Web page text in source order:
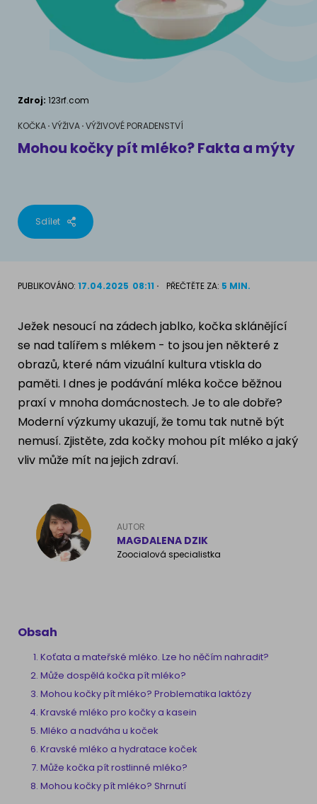
Pamlsky a doplňky stravy
Chování
Školení
Jak pochopit psa
Život se psem
PLEMENA PSŮ
Francouzský buldog
Dalmatín
Zlatý retrívr
Atlas psů
Výživové poradenství
Pamlsky a doplňky stravy
MÁM KOČKU
Jak rozumět kočce
Školení
Ragdoll
Britská krátkosrstá kočka
Bengálská kočka
Kanadský Sphynx
AKVARIJNÍ RYBY
Zdroj: 123rf.com
KOČKA VÝŽIVA VÝŽIVOVÉ PORADENSTVÍ
Mohou kočky pít mléko? Fakta a mýty
Sdílet
PUBLIKOVÁNO: 17.04.2025 08:11 PŘEČTĚTE ZA: 5 MIN.
Ježek nesoucí na zádech jablko, kočka sklánějící
se nad talířem s mlékem - to jsou jen některé z
obrazů, které nám vizuální kultura vtiskla do
paměti. I dnes je podávání mléka kočce běžnou
praxí v mnoha domácnostech. Je to ale dobře?
Moderní výzkumy ukazují, že tomu tak nutně být
nemusí. Zjistěte, zda kočky mohou pít mléko a jaký
vliv může mít na jejich zdraví.
AUTOR
MAGDALENA DZIK
Zoocialová specialistka
Obsah
Koťata a mateřské mléko. Lze ho něčím nahradit?
Může dospělá kočka pít mléko?
Mohou kočky pít mléko? Problematika laktózy
Kravské mléko pro kočky a kasein
Mléko a nadváha u koček
Kravské mléko a hydratace koček
Může kočka pít rostlinné mléko?
Mohou kočky pít mléko? Shrnutí